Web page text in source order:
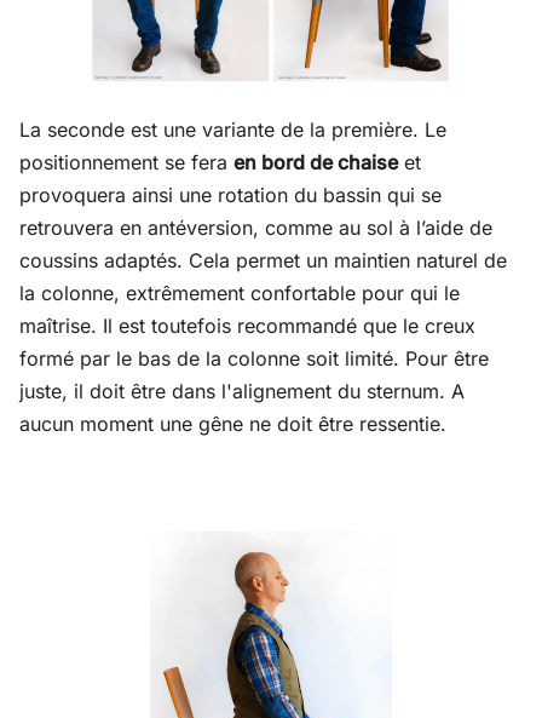
La seconde est une variante de la première. Le
positionnement se fera en bord de chaiseet
provoquera ainsi une rotation du bassin qui se
retrouvera en antéversion, comme au sol à l’aide de
coussins adaptés. Cela permet un maintien naturel de
la colonne, extrêmement confortable pour qui le
maîtrise. Il est toutefois recommandé que le creux
formé par le bas de la colonne soit limité. Pour être
juste, il doit être dans l'alignement du sternum. A
aucun moment une gêne ne doit être ressentie.